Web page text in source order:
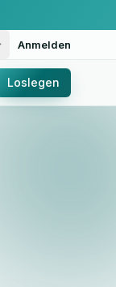
Anmelden
Loslegen